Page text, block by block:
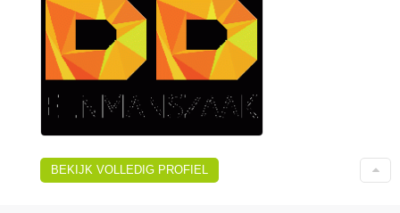
BEKIJK VOLLEDIG PROFIEL